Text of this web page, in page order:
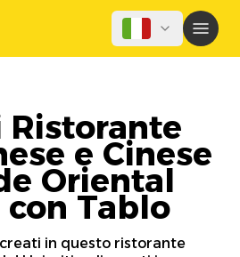
Ristorante
e Cinese
Oriental
con Tablo
in questo ristorante